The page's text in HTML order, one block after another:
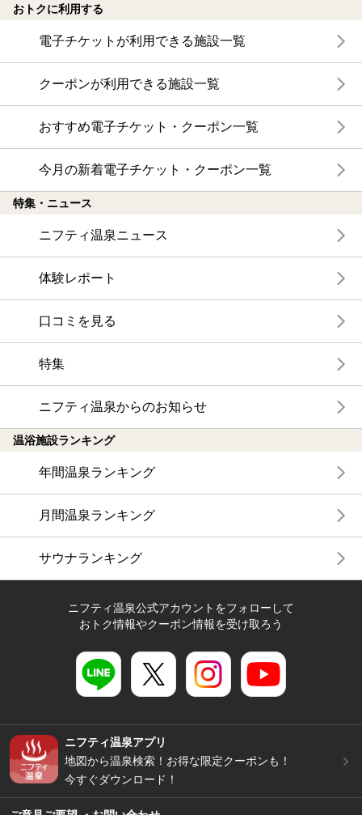
おトクに利用する
電子チケットが利用できる施設一覧
クーポンが利用できる施設一覧
おすすめ電子チケット・クーポン一覧
今月の新着電子チケット・クーポン一覧
特集・ニュース
ニフティ温泉ニュース
体験レポート
口コミを見る
特集
ニフティ温泉からのお知らせ
温浴施設ランキング
年間温泉ランキング
月間温泉ランキング
サウナランキング
ニフティ温泉公式アカウントをフォローして
おトク情報やクーポン情報を受け取ろう
ニフティ温泉アプリ
地図から温泉検索！お得な限定クーポンも！
今すぐダウンロード！